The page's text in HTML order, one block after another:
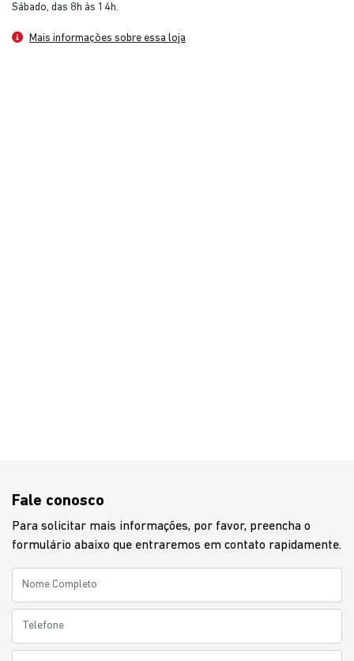
Sábado, das 8h às 14h.
Mais informações sobre essa loja
Fale conosco
Para solicitar mais informações, por favor, preencha o
formulário abaixo que entraremos em contato rapidamente.